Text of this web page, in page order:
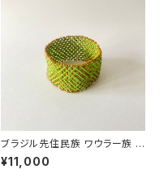
ブラジル先住民族 ワウラー族 ビ
ーズブレスレット 3.5cm幅 内周
18cm
¥11,000